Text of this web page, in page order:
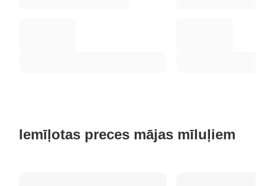
Iemīļotas preces mājas mīluļiem